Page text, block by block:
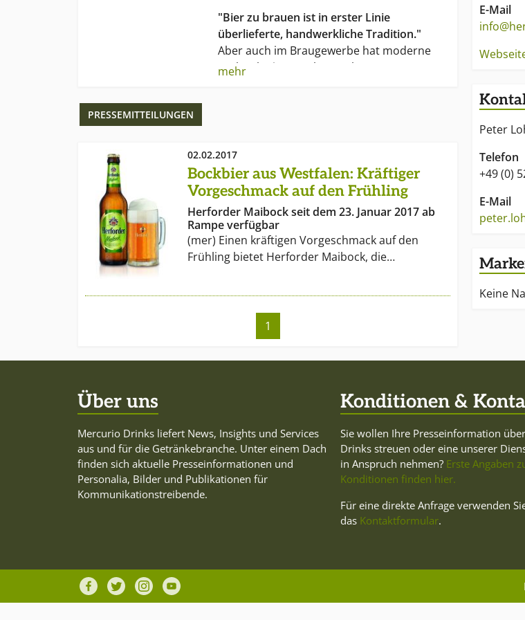
"Bier zu brauen ist in erster Linie
überlieferte, handwerkliche Tradition."
Aber auch im Braugewerbe hat moderne
Technologie manches verbessert. Der
Rohstoffen Bier von höchster Qualität zu
brauen.
Um wirklich gutes Bier zu brauen, sind
wohlgehütetes Wissen und Erfahrung
notwendig, von Generation zu Generation
weitergegeben.
mehr
PRESSEMITTEILUNGEN
02.02.2017
Bockbier aus Westfalen: Kräftiger
Vorgeschmack auf den Frühling
Herforder Maibock seit dem 23. Januar 2017 ab
Rampe verfügbar
(mer) Einen kräftigen Vorgeschmack auf den
Frühling bietet Herforder Maibock, die…
1
E-Mail
Peter
Telefon
+49 (0)
E-Mail
Keine
Über uns
Mercurio Drinks liefert News, Insights und Services
aus und für die Getränkebranche. Unter einem Dach
finden sich aktuelle Presseinformationen und
Personalia, Bilder und Publikationen für
Kommunikationstreibende.
Konditionen &
Sie wollen Ihre Presseinformation
Drinks streuen oder eine unserer
in Anspruch nehmen? Erste Angaben
Konditionen finden hier.
Für eine direkte Anfrage verwenden
das Kontaktformular.